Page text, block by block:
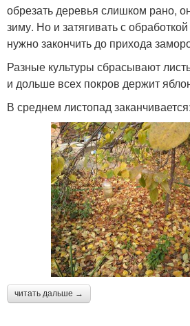
обрезать деревья слишком рано,
зиму. Но и затягивать с
нужно закончить до прихода
Разные культуры сбрасывают
и дольше всех покров держит
В среднем листопад заканчивается:
читать дальше →